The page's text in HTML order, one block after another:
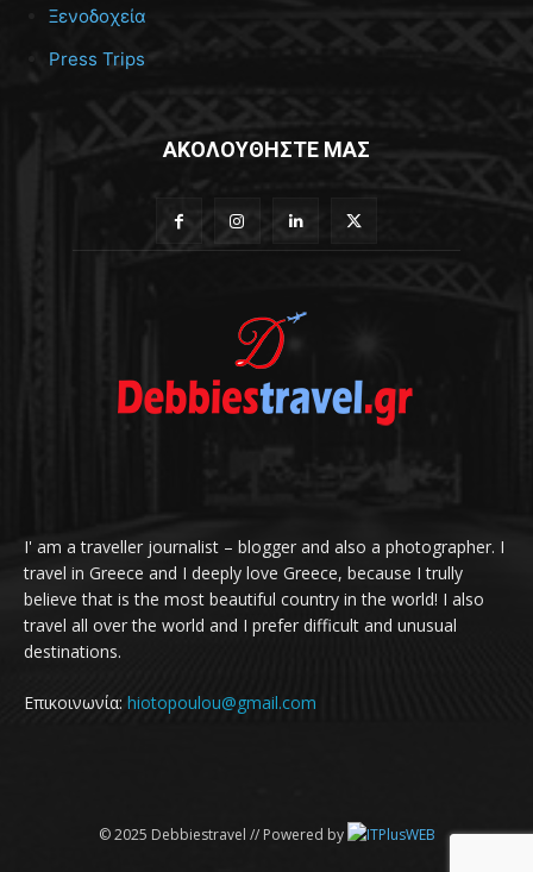
Ξενοδοχεία
Press Trips
ΑΚΟΛΟΥΘΗΣΤΕ ΜΑΣ
I' am a traveller journalist – blogger and also a photographer. I
travel in Greece and I deeply love Greece, because I trully
believe that is the most beautiful country in the world! I also
travel all over the world and I prefer difficult and unusual
destinations.
Επικοινωνία: hiotopoulou@gmail.com
© 2025 Debbiestravel // Powered by